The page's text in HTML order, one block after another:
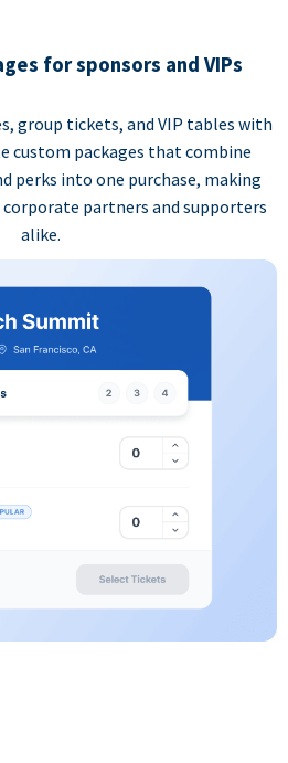
for sponsors and VIPs
group tickets, and VIP tables with
custom packages that combine
perks into one purchase, making
partners and supporters
alike.